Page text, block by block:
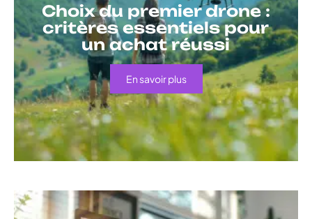
Choix du premier drone :
critères essentiels pour
un achat réussi
En savoir plus